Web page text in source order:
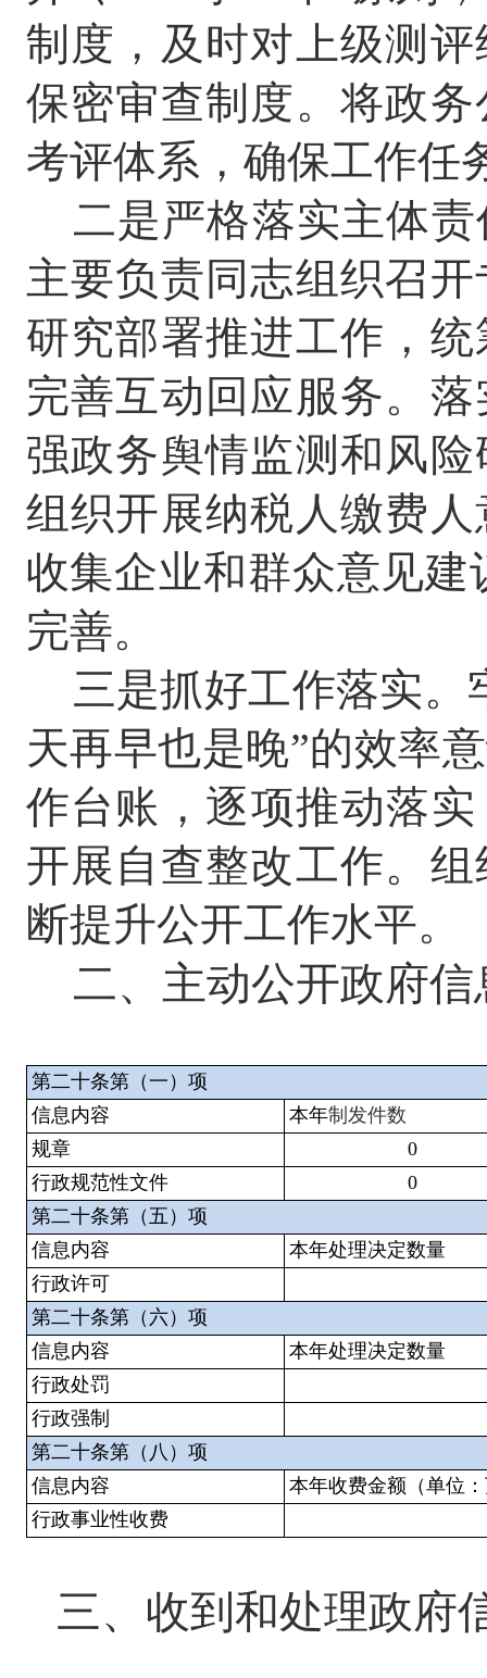
制度，及时对上级测
保密审查制度。将政
考评体系，确保工作任
二是严格落实主体
主要负责同志组织召
研究部署推进工作，
完善互动回应服务。
强政务舆情监测和风
组织开展纳税人缴费
收集企业和群众意见建
完善。
三是抓好工作落实。
天再早也是晚”的效率
作台账，逐项推动落
开展自查整改工作。
断提升公开工作水平。
二、主动公开政府信
第二十条第（一）项
信息内容
本年制发件数
规章
0
行政规范性文件
0
第二十条第（五）项
信息内容
本年处理决定数量
行政许可
第二十条第（六）项
信息内容
本年处理决定数量
行政处罚
行政强制
第二十条第（八）项
信息内容
本年收费金额（单位
行政事业性收费
三、 收到和处理政府